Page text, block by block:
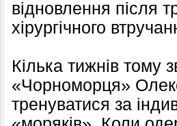
відновлення після
хірургічного
Кілька тижнів тому
«Чорноморця»
тренуватися за